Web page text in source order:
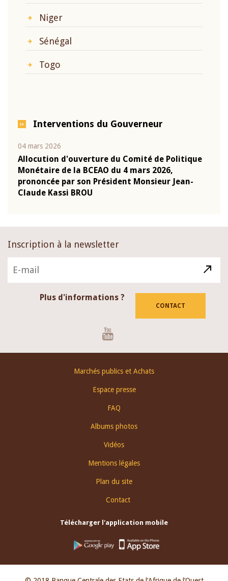
Niger
Sénégal
Togo
Interventions du Gouverneur
04 mars 2026
Allocution d'ouverture du Comité de Politique
Monétaire de la BCEAO du 4 mars 2026,
prononcée par son Président Monsieur Jean-
Claude Kassi BROU
Inscription à la newsletter
Plus d'informations ?
CONTACT
Marchés publics et Achats
Espace presse
FAQ
Albums photos
Vidéos
Mentions légales
Plan du site
Contact
Télécharger l'application mobile